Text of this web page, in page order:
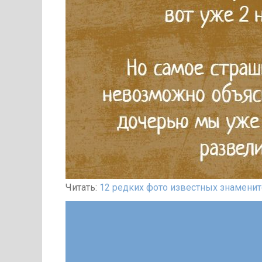
Читать: 12 редких фото известных